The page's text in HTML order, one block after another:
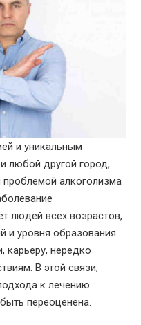
и уникальным
любой другой город,
проблемой алкоголизма
людей всех возрастов,
и уровня образования.
карьеру, нередко
В этой связи,
к лечению
переоценена.